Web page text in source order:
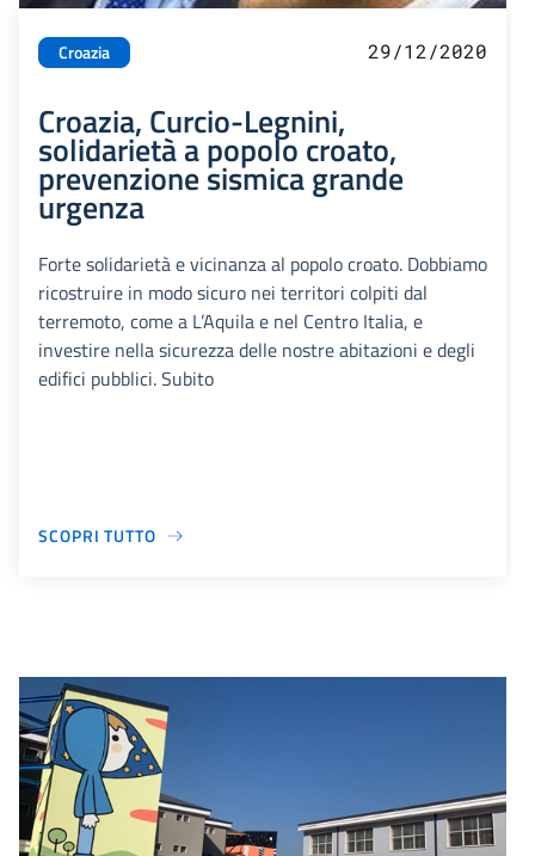
Croazia 29/12/2020
Croazia, Curcio-Legnini,
solidarietà a popolo croato,
prevenzione sismica grande
urgenza
Forte solidarietà e vicinanza al popolo croato. Dobbiamo
ricostruire in modo sicuro nei territori colpiti dal
terremoto, come a L’Aquila e nel Centro Italia, e
investire nella sicurezza delle nostre abitazioni e degli
edifici pubblici. Subito
SCOPRI TUTTO